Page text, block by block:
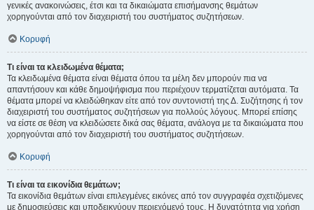
γενικές ανακοινώσεις, έτσι και τα δικαιώματα επισήμανσης θεμάτων
χορηγούνται από τον διαχειριστή του συστήματος συζητήσεων.
Κορυφή
Τι είναι τα κλειδωμένα θέματα;
Τα κλειδωμένα θέματα είναι θέματα όπου τα μέλη δεν μπορούν πια να
απαντήσουν και κάθε δημοψήφισμα που περιέχουν τερματίζεται αυτόματα. Τα
θέματα μπορεί να κλειδώθηκαν είτε από τον συντονιστή της Δ. Συζήτησης ή τον
διαχειριστή του συστήματος συζητήσεων για πολλούς λόγους. Μπορεί επίσης
να είστε σε θέση να κλειδώσετε δικά σας θέματα, ανάλογα με τα δικαιώματα που
χορηγούνται από τον διαχειριστή του συστήματος συζητήσεων.
Κορυφή
Τι είναι τα εικονίδια θεμάτων;
Τα εικονίδια θεμάτων είναι επιλεγμένες εικόνες από τον συγγραφέα σχετιζόμενες
με δημοσιεύσεις και υποδεικνύουν περιεχόμενό τους. Η δυνατότητα για χρήση